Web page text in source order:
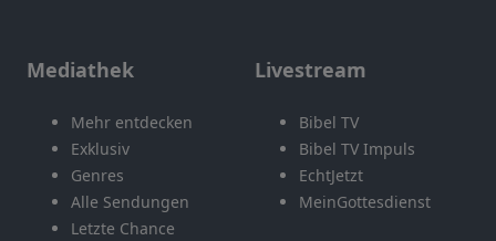
Mediathek
Mehr entdecken
Exklusiv
Genres
Alle Sendungen
Letzte Chance
Livestream
Bibel TV
Bibel TV Impuls
EchtJetzt
MeinGottesdienst